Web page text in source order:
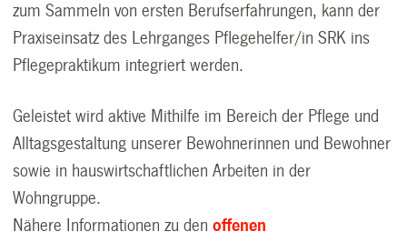
zum Sammeln von ersten Berufserfahrungen, kann der
Praxiseinsatz des Lehrganges Pflegehelfer/in SRK ins
Pflegepraktikum integriert werden.
Geleistet wird aktive Mithilfe im Bereich der Pflege und
Alltagsgestaltung unserer Bewohnerinnen und Bewohner
sowie in hauswirtschaftlichen Arbeiten in der
Wohngruppe.
Nähere Informationen zu denoffenen